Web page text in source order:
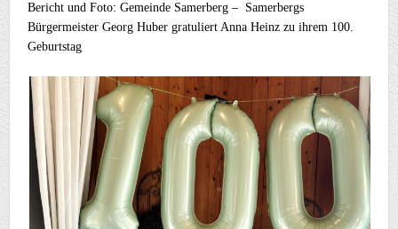
Bericht und Foto: Gemeinde Samerberg – Samerbergs
Bürgermeister Georg Huber gratuliert Anna Heinz zu ihrem 100.
Geburtstag